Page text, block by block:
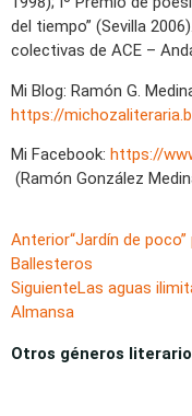
del tiempo” (Sevilla
colectivas de ACE –
Mi Blog: Ramón G.
https://
Mi Facebook: https://
(Ramón González
Anterior“Jardín de
Ballesteros
SiguienteLas aguas
Almansa
Otros géneros